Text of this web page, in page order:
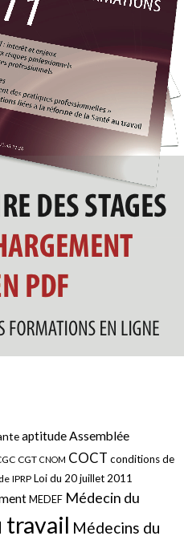
aptitudeAssemblée
CGT CNOM COCT conditions de
IPRP Loi du 20 juillet 2011
MEDEF Médecin du
travail Médecins du